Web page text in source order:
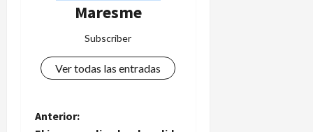
Maresme
Subscriber
Ver todas las entradas
N
Anterior: